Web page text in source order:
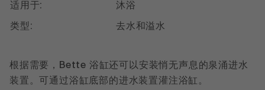
适用于: 沐浴
类型: 去水和溢水
根据需要，Bette 浴缸还可以安装悄无声息的泉涌进水
装置。可通过浴缸底部的进水装置灌注浴缸。